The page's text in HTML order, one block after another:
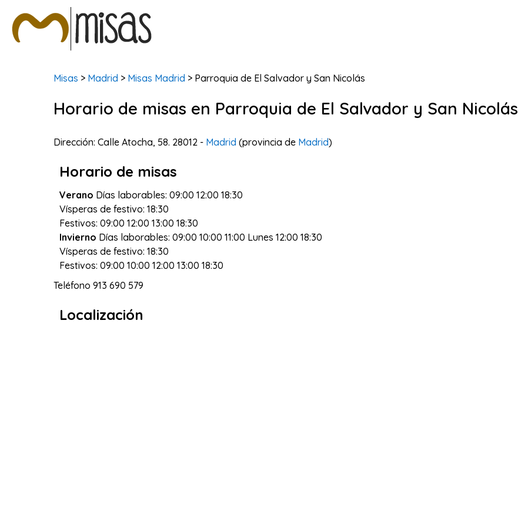
Misas > Madrid > Misas Madrid > Parroquia de El Salvador y San Nicolás
Horario de misas en Parroquia de El Salvador y San Nicolás
Dirección: Calle Atocha, 58. 28012 - Madrid (provincia de Madrid)
Horario de misas
Verano Días laborables: 09:00 12:00 18:30
Vísperas de festivo: 18:30
Festivos: 09:00 12:00 13:00 18:30
Invierno Días laborables: 09:00 10:00 11:00 Lunes 12:00 18:30
Vísperas de festivo: 18:30
Festivos: 09:00 10:00 12:00 13:00 18:30
Teléfono913 690 579
Localización